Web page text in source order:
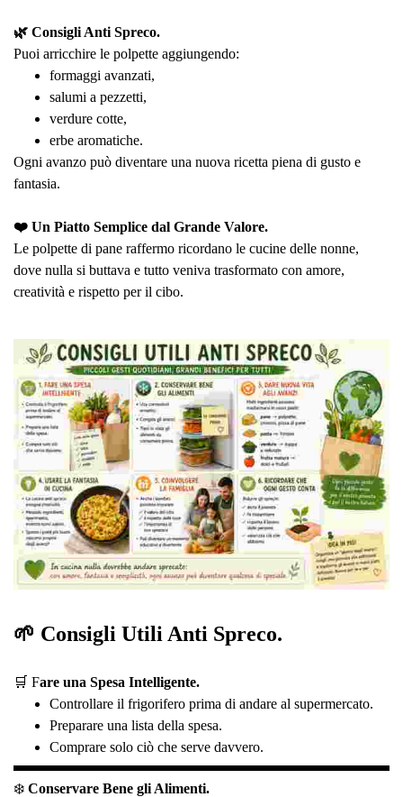
🌿 Consigli Anti Spreco.
Puoi arricchire le polpette aggiungendo:
formaggi avanzati,
salumi a pezzetti,
verdure cotte,
erbe aromatiche.
Ogni avanzo può diventare una nuova ricetta piena di gusto e
fantasia.
❤️ Un Piatto Semplice dal Grande Valore.
Le polpette di pane raffermo ricordano le cucine delle nonne,
dove nulla si buttava e tutto veniva trasformato con amore,
creatività e rispetto per il cibo.
🌱 Consigli Utili Anti Spreco.
🛒 Fare una Spesa Intelligente.
Controllare il frigorifero prima di andare al supermercato.
Preparare una lista della spesa.
Comprare solo ciò che serve davvero.
❄️ Conservare Bene gli Alimenti.